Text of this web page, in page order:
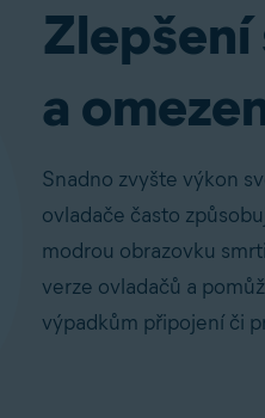
a
Snadno zvyšte výkon
ovladače často
modrou obrazovku smrti
verze ovladačů a
výpadkům připojení či